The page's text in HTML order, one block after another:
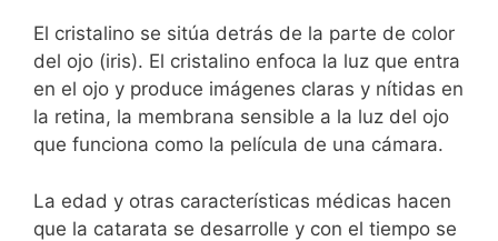
El cristalino se sitúa detrás de la parte de color
del ojo (iris). El cristalino enfoca la luz que entra
en el ojo y produce imágenes claras y nítidas en
la retina, la membrana sensible a la luz del ojo
que funciona como la película de una cámara.
La edad y otras características médicas hacen
que la catarata se desarrolle y con el tiempo se